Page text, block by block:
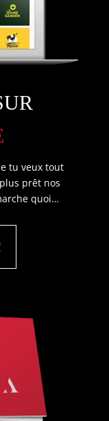
tu veux tout
prêt nos
quoi…